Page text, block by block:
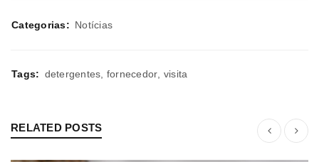
Categorias: Notícias
Tags: detergentes, fornecedor, visita
RELATED POSTS